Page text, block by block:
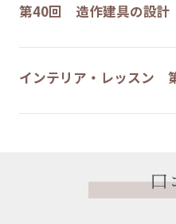
第40回 造作建具の設
インテリア・レッスン
口